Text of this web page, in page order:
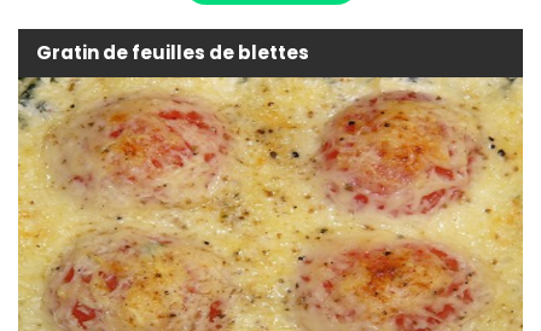
Gratin de feuilles de blettes